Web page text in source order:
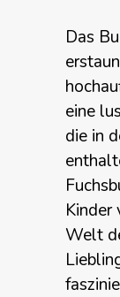
Das
eine
die in
Kinder
Welt